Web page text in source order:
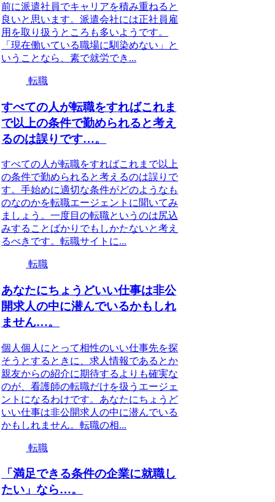
前に派遣社員でキャリアを積み重ねると
良いと思います。派遣会社には正社員雇
用を取り扱うところも多いようです。
「現在働いている職場に馴染めない」と
いうことなら、素で就労でき...
転職
すべての人が転職をすればこれま
で以上の条件で勤められると考え
るのは誤りです…。
すべての人が転職をすればこれまで以上
の条件で勤められると考えるのは誤りで
す。手始めに適切な条件がどのようなも
のなのかを転職エージェントに聞いてみ
ましょう。一度目の転職というのは尻込
みすることばかりでもしかたないと考え
るべきです。転職サイトに...
転職
あなたにちょうどいい仕事は非公
開求人の中に潜んでいるかもしれ
ません…。
個人個人にとって相性のいい仕事先を探
そうとするときに、求人情報であるとか
親友からの紹介に期待するよりも確実な
のが、看護師の転職だけを扱うエージェ
ントになるわけです。あなたにちょうど
いい仕事は非公開求人の中に潜んでいる
かもしれません。転職の相...
転職
「満足できる条件の企業に就職し
たい」なら…。